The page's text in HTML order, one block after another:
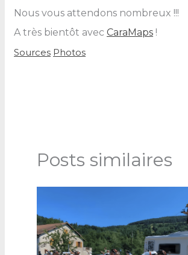
Nous vous attendons nombreux !!!
A très bientôt avecCaraMaps !
Sources Photos
Posts similaires